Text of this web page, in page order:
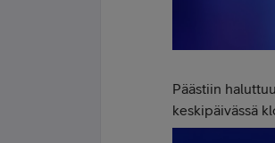
Päästiin
keskipäivässä